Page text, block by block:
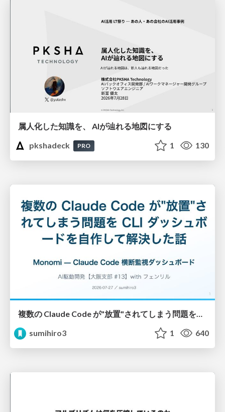
属人化した知識を、 AIが辿れる地図にする
pkshadeck
PRO 1 130
sumihiro3
1 640